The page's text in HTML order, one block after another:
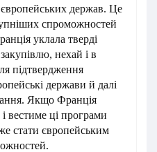
держав. Це
спроможностей
уклала тверді
нехай і в
підтвердження
держави й далі
Якщо Франція
вестиме ці програми
стати європейським